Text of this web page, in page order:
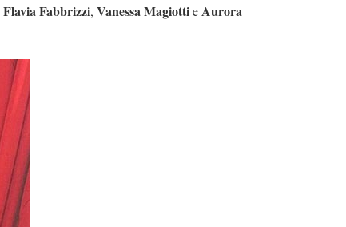
Flavia Fabbrizzi, Vanessa MagiottieAurora